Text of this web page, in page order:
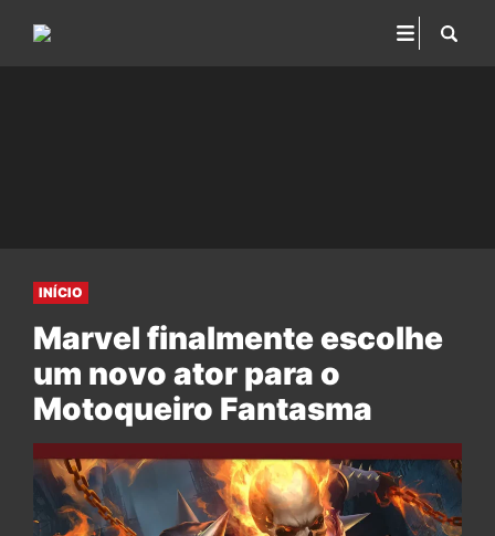
INÍCIO
Marvel finalmente escolhe
um novo ator para o
Motoqueiro Fantasma